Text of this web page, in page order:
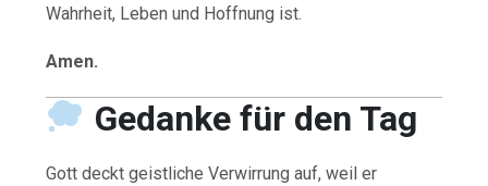
Wahrheit, Leben und Hoffnung ist.
Amen.
Gedanke für den Tag
Gott deckt geistliche Verwirrung auf, weil er